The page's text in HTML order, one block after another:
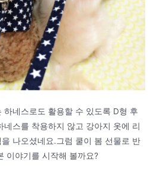
하네스로도 활용할 수 있도록 D형 후
네스를 착용하지 않고 강아지 옷에 리
나오셨네요.그럼 쿨이 봄 선물로 반
이야기를 시작해 볼까요?